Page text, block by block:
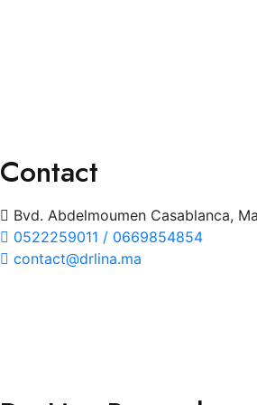
Contact
Bvd. Abdelmoumen Casablanca,
0522259011 / 0669854854
contact@drlina.ma